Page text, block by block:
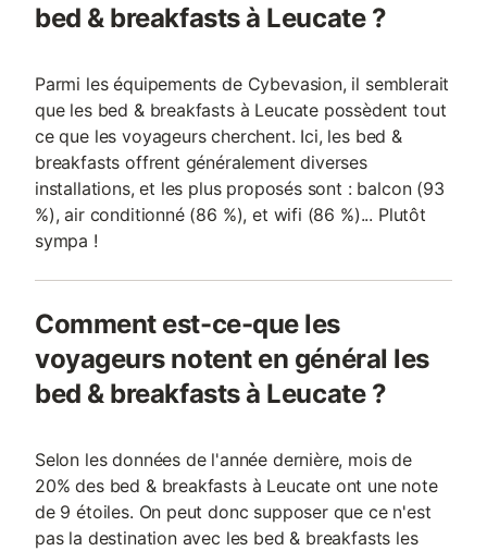
bed & breakfasts à Leucate ?
Parmi les équipements de Cybevasion, il semblerait
que les bed & breakfasts à Leucate possèdent tout
ce que les voyageurs cherchent. Ici, les bed &
breakfasts offrent généralement diverses
installations, et les plus proposés sont : balcon (93
%), air conditionné (86 %), et wifi (86 %)... Plutôt
sympa !
Comment est-ce-que les
voyageurs notent en général les
bed & breakfasts à Leucate ?
Selon les données de l'année dernière, mois de
20% des bed & breakfasts à Leucate ont une note
de 9 étoiles. On peut donc supposer que ce n'est
pas la destination avec les bed & breakfasts les